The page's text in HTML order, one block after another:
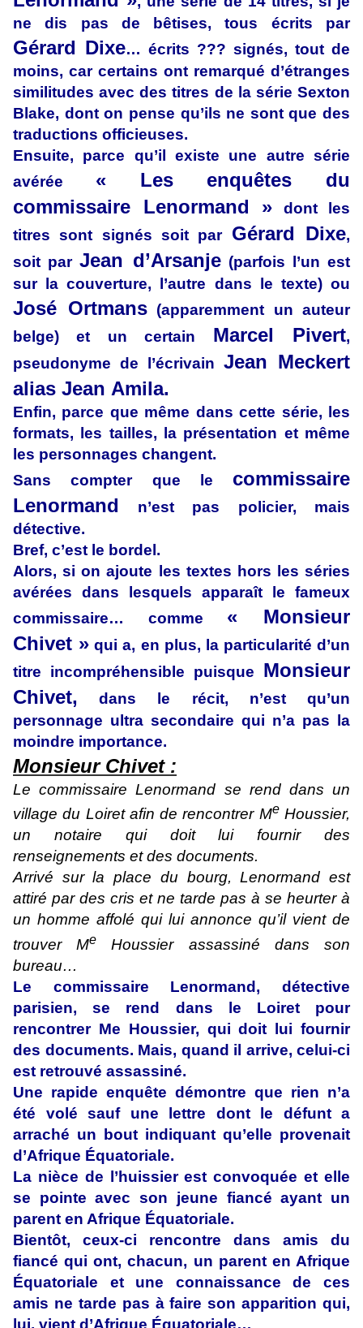
ne dis pas de bêtises, tous écrits par
Gérard Dixe… écrits ??? signés, tout de
moins, car certains ont remarqué d’étranges
similitudes avec des titres de la série Sexton
Blake, dont on pense qu’ils ne sont que des
traductions officieuses.
Ensuite, parce qu’il existe une autre série
avérée « Les enquêtes du
commissaire Lenormand » dont les
titres sont signés soit par Gérard Dixe,
soit parJean d’Arsanje(parfois l’un est
sur la couverture, l’autre dans le texte) ou
José Ortmans(apparemment un auteur
belge) et un certain Marcel Pivert,
pseudonyme de l’écrivain Jean Meckert
alias Jean Amila.
Enfin, parce que même dans cette série, les
formats, les tailles, la présentation et même
les personnages changent.
Sans compter que le commissaire
Lenormand n’est pas policier, mais
détective.
Bref, c’est le bordel.
Alors, si on ajoute les textes hors les séries
avérées dans lesquels apparaît le fameux
commissaire… comme « Monsieur
Chivet » qui a, en plus, la particularité d’un
titre incompréhensible puisque Monsieur
Chivet, dans le récit, n’est qu’un
personnage ultra secondaire qui n’a pas la
moindre importance.
Monsieur Chivet :
Le commissaire Lenormand se rend dans un
village du Loiret afin de rencontrer MeHoussier,
un notaire qui doit lui fournir des
renseignements et des documents.
Arrivé sur la place du bourg, Lenormand est
attiré par des cris et ne tarde pas à se heurter à
un homme affolé qui lui annonce qu’il vient de
trouver Me
Houssier assassiné dans son
bureau…
Le commissaire Lenormand, détective
parisien, se rend dans le Loiret pour
rencontrer Me Houssier, qui doit lui fournir
des documents. Mais, quand il arrive, celui-ci
est retrouvé assassiné.
Une rapide enquête démontre que rien n’a
été volé sauf une lettre dont le défunt a
arraché un bout indiquant qu’elle provenait
d’Afrique Équatoriale.
La nièce de l’huissier est convoquée et elle
se pointe avec son jeune fiancé ayant un
parent en Afrique Équatoriale.
Bientôt, ceux-ci rencontre dans amis du
fiancé qui ont, chacun, un parent en Afrique
Équatoriale et une connaissance de ces
amis ne tarde pas à faire son apparition qui,
lui, vient d’Afrique Équatoriale…